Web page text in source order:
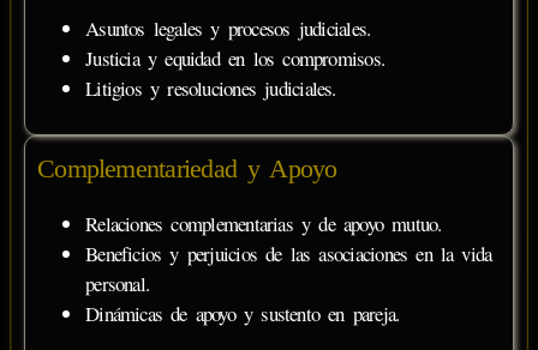
Asuntos legales y procesos judiciales.
Justicia y equidad en los compromisos.
Litigios y resoluciones judiciales.
Complementariedad y Apoyo
Relaciones complementarias y de apoyo mutuo.
Beneficios y perjuicios de las asociaciones en la vida
personal.
Dinámicas de apoyo y sustento en pareja.